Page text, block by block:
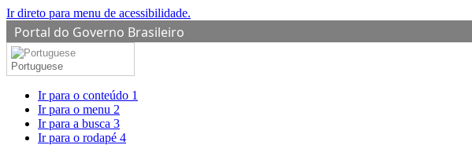
Ir direto para menu de acessibilidade.
Portal do Governo Brasileiro
Portuguese
Ir para o conteúdo 1
Ir para o menu 2
Ir para a busca 3
Ir para o rodapé 4